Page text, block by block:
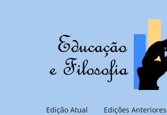
Edição Atual Edições Anteriores